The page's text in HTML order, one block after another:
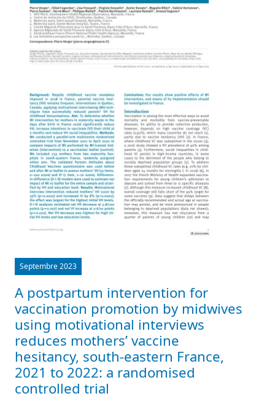
Septembre 2023
A postpartum intervention for
vaccination promotion by midwives
using motivational interviews
reduces mothers’ vaccine
hesitancy, south-eastern France,
2021 to 2022: a randomised
controlled trial